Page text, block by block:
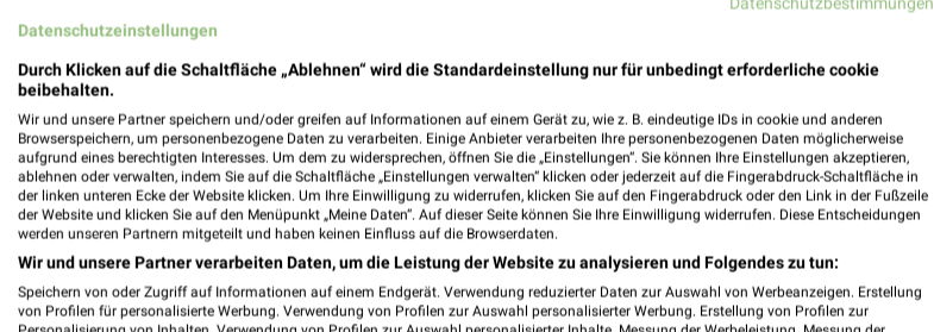
Datenschutzeinstellungen
Durch Klicken auf die Schaltfläche „Ablehnen“ wird die Standardeinstellung nur für unbedingt erforderliche cookie
beibehalten.
Wir und unsere Partner speichern und/oder greifen auf Informationen auf einem Gerät zu, wie z. B. eindeutige IDs in cookie und anderen
Browserspeichern, um personenbezogene Daten zu verarbeiten. Einige Anbieter verarbeiten Ihre personenbezogenen Daten möglicherweise
aufgrund eines berechtigten Interesses. Um dem zu widersprechen, öffnen Sie die „Einstellungen“. Sie können Ihre Einstellungen akzeptieren,
ablehnen oder verwalten, indem Sie auf die Schaltfläche „Einstellungen verwalten“ klicken oder jederzeit auf die Fingerabdruck-Schaltfläche in
der linken unteren Ecke der Website klicken. Um Ihre Einwilligung zu widerrufen, klicken Sie auf den Fingerabdruck oder den Link in der Fußzeile
der Website und klicken Sie auf den Menüpunkt „Meine Daten“. Auf dieser Seite können Sie Ihre Einwilligung widerrufen. Diese Entscheidungen
werden unseren Partnern mitgeteilt und haben keinen Einfluss auf die Browserdaten.
Wir und unsere Partner verarbeiten Daten, um die Leistung der Website zu analysieren und Folgendes zu tun:
Speichern von oder Zugriff auf Informationen auf einem Endgerät. Verwendung reduzierter Daten zur Auswahl von Werbeanzeigen. Erstellung
von Profilen für personalisierte Werbung. Verwendung von Profilen zur Auswahl personalisierter Werbung. Erstellung von Profilen zur